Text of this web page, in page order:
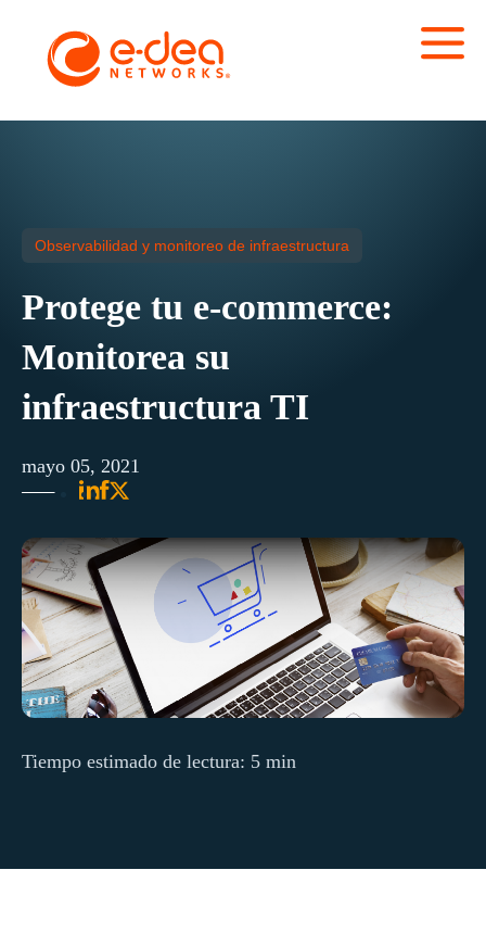
Observabilidad y monitoreo de infraestructura
Protege tu e-commerce:
Monitorea su
infraestructura TI
mayo 05, 2021
Tiempo estimado de lectura: 5 min